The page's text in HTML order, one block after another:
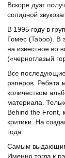
Вскоре дуэт
солидной
В 1995 году в
Гомес (Taboo). В
на известное во
(«черноглазый
Все
рэперов. Ребята
количеством
материала.
Behind the Front,
критики. На
года.
Самым
Именно тогда к